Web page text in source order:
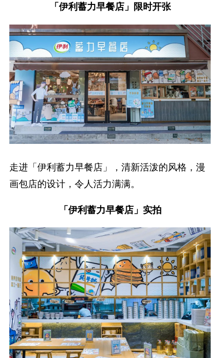
「伊利蓄力早餐店」限时开张
走进「伊利蓄力早餐店」，清新活泼的风格，漫
画包店的设计，令人活力满满。
「伊利蓄力早餐店」实拍